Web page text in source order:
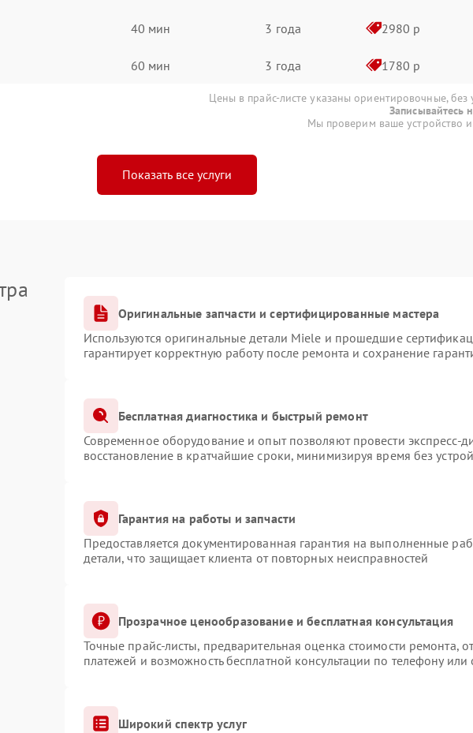
40 мин 3 года 2980 р
60 мин 3 года 1780 р
Цены в прайс-листе указаны ориентировочные, без
Записывайтесь
Мы проверим ваше устройство
Показать все услуги
Оригинальные запчасти и сертифицированные мастера
Используются оригинальные детали Miele и прошедшие
гарантирует корректную работу после ремонта и сохранение
Бесплатная диагностика и быстрый ремонт
Современное оборудование и опыт позволяют провести экспресс-
восстановление в кратчайшие сроки, минимизируя время без
Гарантия на работы и запчасти
Предоставляется документированная гарантия на выполненные
детали, что защищает клиента от повторных неисправностей
Прозрачное ценообразование и бесплатная консультация
Точные прайс-листы, предварительная оценка стоимости ремонта,
платежей и возможность бесплатной консультации по телефону или
Широкий спектр услуг